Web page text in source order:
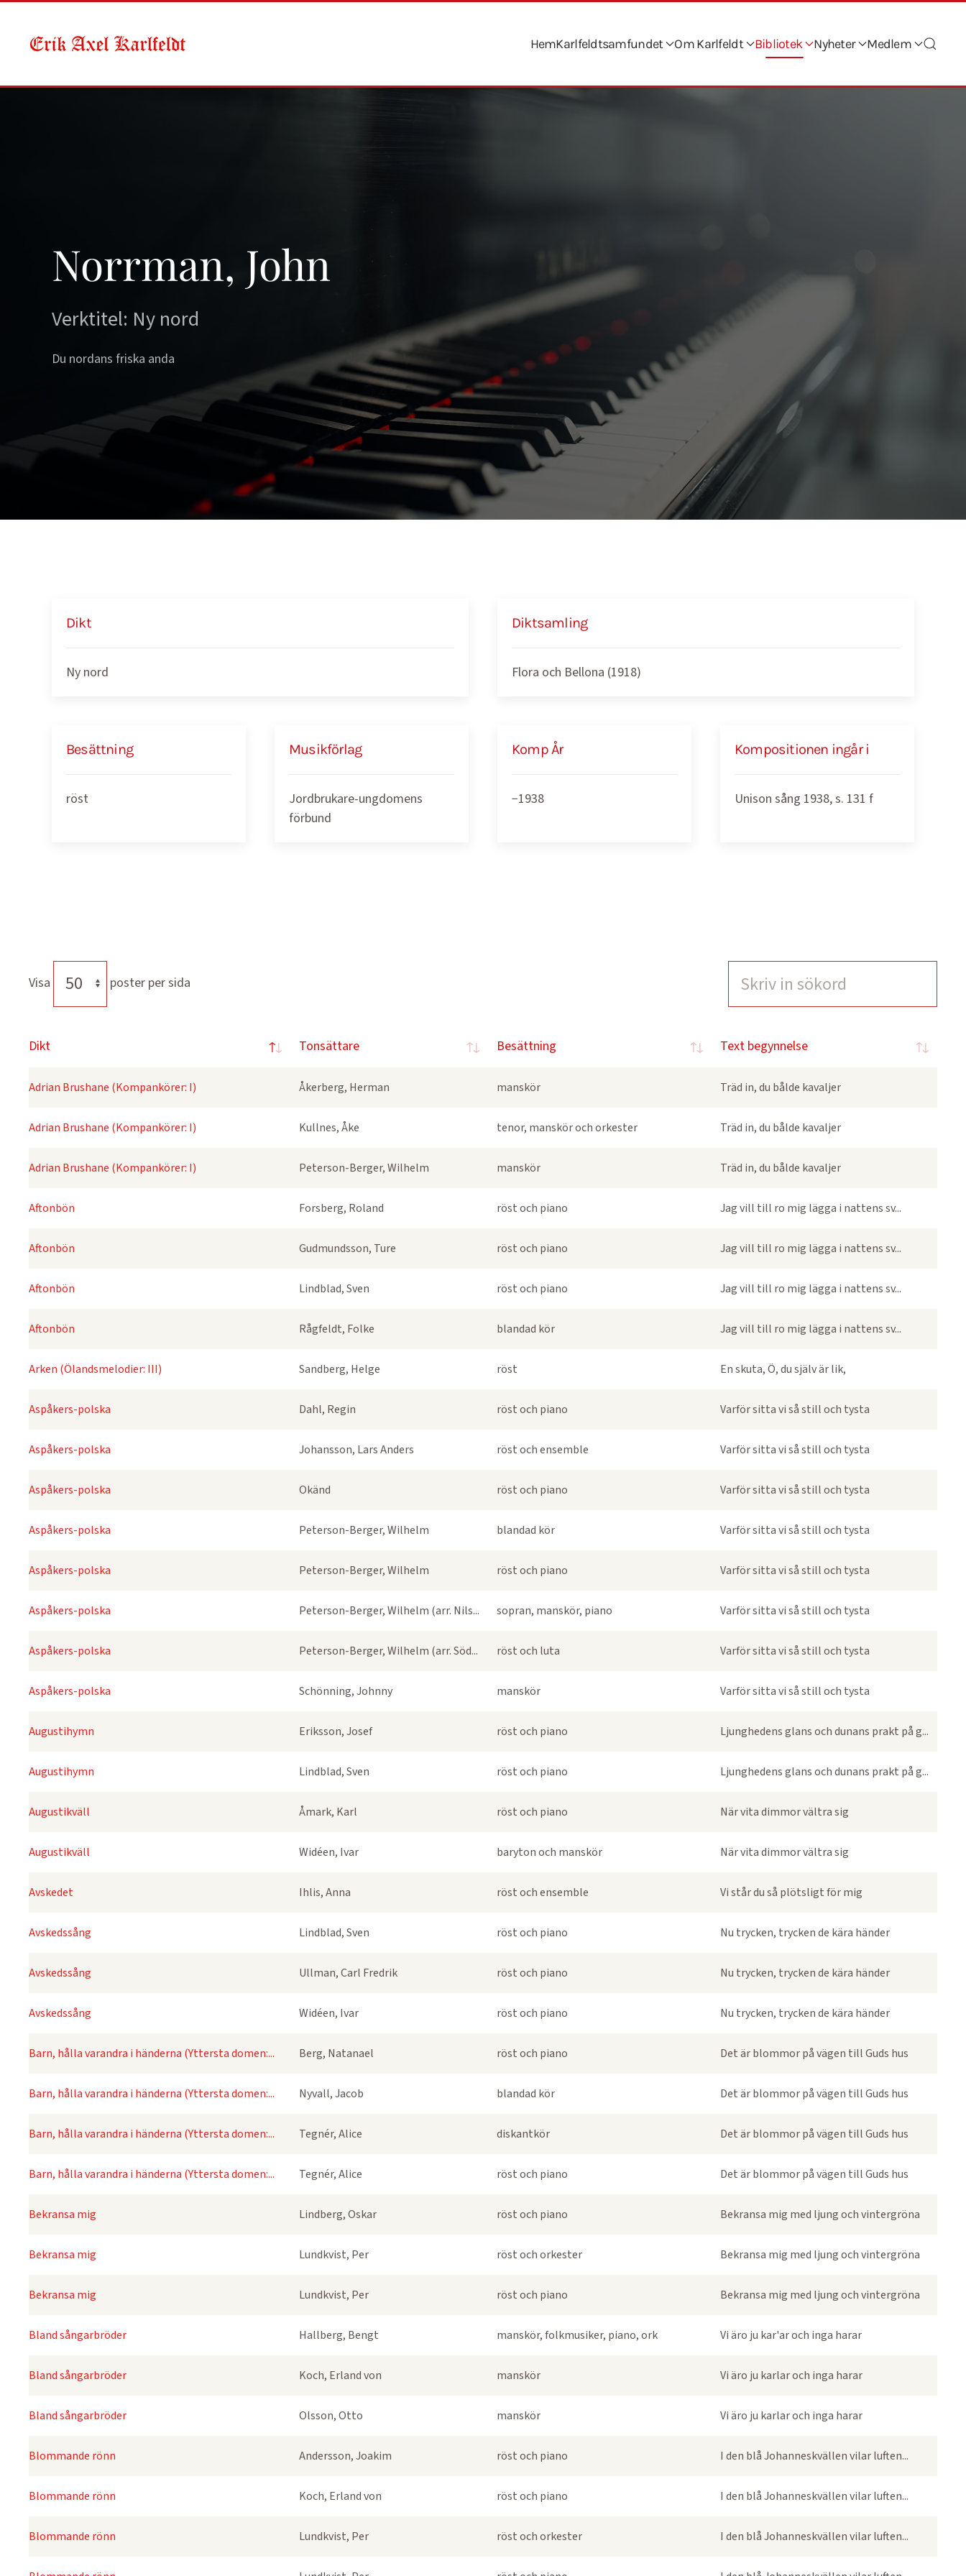
Skip to main content HemKarlfeldtsamfundet Om Karlfeldt Bibliotek Nyheter Medlem
Norrman, John
Verktitel: Ny nord
Du nordans friska anda
Dikt
Ny nord
Diktsamling
Flora och Bellona (1918)
Besättning
röst
Musikförlag
Jordbrukare-ungdomens
förbund
Komp År
−1938
Kompositionen ingår i
Unison sång 1938, s. 131 f
Visa poster per sida
Dikt Tonsättare Besättning Text begynnelse
Adrian Brushane (Kompankörer: I) Åkerberg, Herman manskör Träd in, du bålde kavaljer
Adrian Brushane (Kompankörer: I) Kullnes, Åke tenor, manskör och orkester Träd in, du bålde kavaljer
Adrian Brushane (Kompankörer: I) Peterson-Berger, Wilhelm manskör Träd in, du bålde kavaljer
Aftonbön Forsberg, Roland röst och piano Jag vill till ro mig lägga i nattens sv...
Aftonbön Gudmundsson, Ture röst och piano Jag vill till ro mig lägga i nattens sv...
Aftonbön Lindblad, Sven röst och piano Jag vill till ro mig lägga i nattens sv...
Aftonbön Rågfeldt, Folke blandad kör Jag vill till ro mig lägga i nattens sv...
Arken (Ölandsmelodier: III) Sandberg, Helge röst En skuta, Ö, du själv är lik,
Aspåkers-polska Dahl, Regin röst och piano Varför sitta vi så still och tysta
Aspåkers-polska Johansson, Lars Anders röst och ensemble Varför sitta vi så still och tysta
Aspåkers-polska Okänd röst och piano Varför sitta vi så still och tysta
Aspåkers-polska Peterson-Berger, Wilhelm blandad kör Varför sitta vi så still och tysta
Aspåkers-polska Peterson-Berger, Wilhelm röst och piano Varför sitta vi så still och tysta
Aspåkers-polska Peterson-Berger, Wilhelm (arr. Nils... sopran, manskör, piano Varför sitta vi så still och tysta
Aspåkers-polska Peterson-Berger, Wilhelm (arr. Söd... röst och luta Varför sitta vi så still och tysta
Aspåkers-polska Schönning, Johnny manskör Varför sitta vi så still och tysta
Augustihymn Eriksson, Josef röst och piano Ljunghedens glans och dunans prakt på g...
Augustihymn Lindblad, Sven röst och piano Ljunghedens glans och dunans prakt på g...
Augustikväll Åmark, Karl röst och piano När vita dimmor vältra sig
Augustikväll Widéen, Ivar baryton och manskör När vita dimmor vältra sig
Avskedet Ihlis, Anna röst och ensemble Vi står du så plötsligt för mig
Avskedssång Lindblad, Sven röst och piano Nu trycken, trycken de kära händer
Avskedssång Ullman, Carl Fredrik röst och piano Nu trycken, trycken de kära händer
Avskedssång Widéen, Ivar röst och piano Nu trycken, trycken de kära händer
Barn, hålla varandra i händerna (Yttersta domen:... Berg, Natanael röst och piano Det är blommor på vägen till Guds hus
Barn, hålla varandra i händerna (Yttersta domen:... Nyvall, Jacob blandad kör Det är blommor på vägen till Guds hus
Barn, hålla varandra i händerna (Yttersta domen:... Tegnér, Alice diskantkör Det är blommor på vägen till Guds hus
Barn, hålla varandra i händerna (Yttersta domen:... Tegnér, Alice röst och piano Det är blommor på vägen till Guds hus
Bekransa mig Lindberg, Oskar röst och piano Bekransa mig med ljung och vintergröna
Bekransa mig Lundkvist, Per röst och orkester Bekransa mig med ljung och vintergröna
Bekransa mig Lundkvist, Per röst och piano Bekransa mig med ljung och vintergröna
Bland sångarbröder Hallberg, Bengt manskör, folkmusiker, piano, ork Vi äro ju kar'ar och inga harar
Bland sångarbröder Koch, Erland von manskör Vi äro ju karlar och inga harar
Bland sångarbröder Olsson, Otto manskör Vi äro ju karlar och inga harar
Blommande rönn Andersson, Joakim röst och piano I den blå Johanneskvällen vilar luften...
Blommande rönn Koch, Erland von röst och piano I den blå Johanneskvällen vilar luften...
Blommande rönn Lundkvist, Per röst och orkester I den blå Johanneskvällen vilar luften...